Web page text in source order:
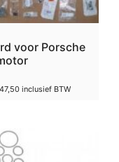
voor Porsche
inclusief BTW